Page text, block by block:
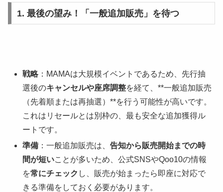
1. 最後の望み！「一般追加販売」を待つ
戦略 ：MAMAは大規模イベントであるため、先行抽
選後のキャンセルや座席調整を経て、**一般追加販売
（先着順または再抽選）**を行う可能性が高いです。
これはリセールとは別枠の、最も安全な追加獲得ル
ートです。
準備 ：一般追加販売は、告知から販売開始までの時
間が短いことが多いため、公式SNSやQoo10の情報
を常にチェック し、販売が始まったら即座に対応で
きる準備をしておく必要があります。